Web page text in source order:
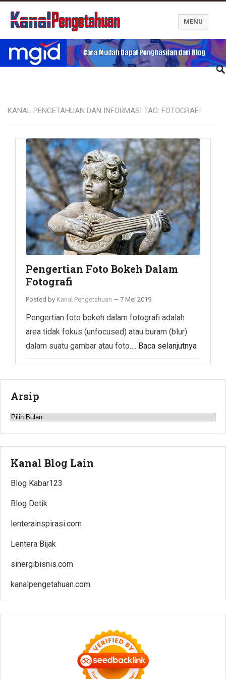
Kanal Pengetahuan dan Informasi
MENU
KANAL PENGETAHUAN DAN INFORMASI TAG: FOTOGRAFI
Pengertian Foto Bokeh Dalam
Fotografi
Posted by Kanal Pengetahuan — 7 Mei 2019
Pengertian foto bokeh dalam fotografi adalah
area tidak fokus (unfocused) atau buram (blur)
dalam suatu gambar atau foto…. Baca selanjutnya
Arsip
Arsip
Kanal Blog Lain
Blog Kabar123
Blog Detik
lenterainspirasi.com
Lentera Bijak
sinergibisnis.com
kanalpengetahuan.com